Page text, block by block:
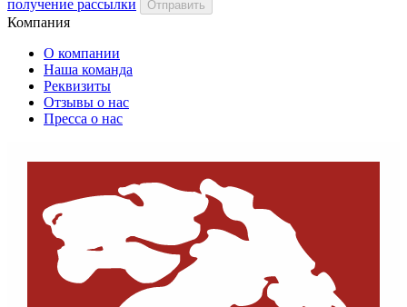
получение рассылки
Отправить
Компания
О компании
Наша команда
Реквизиты
Отзывы о нас
Пресса о нас